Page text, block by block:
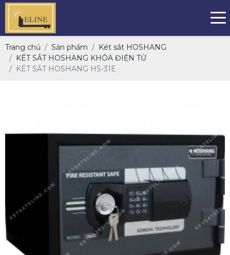
Trang chủ Sản phẩm
Két sắt HOSHANG
KÉT SẮT HOSHANG KHÓA ĐIỆN TỬ
KÉT SẮT HOSHANG HS-31E